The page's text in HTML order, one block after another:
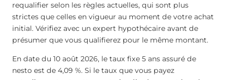
requalifier selon les règles actuelles, qui sont plus
strictes que celles en vigueur au moment de votre achat
initial. Vérifiez avec un expert hypothécaire avant de
présumer que vous qualifierez pour le même montant.
En date du 10 août 2026, le taux fixe 5 ans assuré de
nesto est de 4,09 %. Si le taux que vous payez